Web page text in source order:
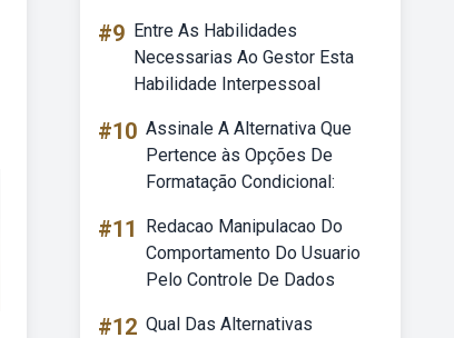
#9 Entre As Habilidades
Necessarias Ao Gestor Esta
Habilidade Interpessoal
#10 Assinale A Alternativa Que
Pertence às Opções De
Formatação Condicional:
#11
Redacao Manipulacao Do
Comportamento Do Usuario
Pelo Controle De Dados
#12 Qual Das Alternativas